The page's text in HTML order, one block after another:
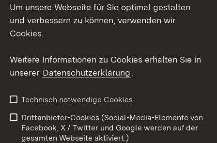
Social Wall
Barrierefreiheit
Benutzungshinweise
Impressum
Cookies
Um unsere Webseite für Sie optimal gestalten
und verbessern zu können, verwenden wir
Cookies.
Weitere Informationen zu Cookies erhalten Sie in
unserer Datenschutzerklärung.
Technisch notwendige Cookies
Drittanbieter-Cookies (Social-Media-Elemente von
Facebook, X / Twitter und Google werden auf der
gesamten Webseite aktiviert.)